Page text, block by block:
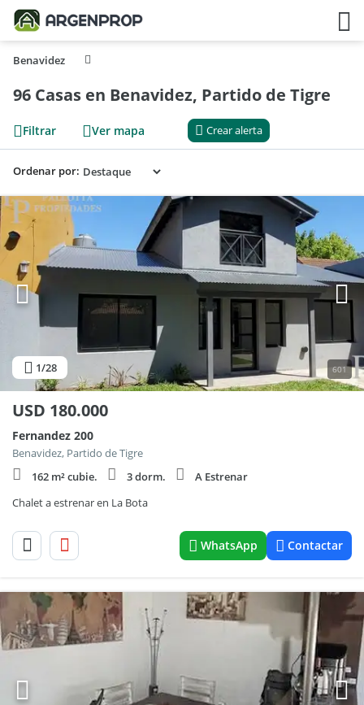
Benavidez
96 Casas en Benavidez, Partido de Tigre
Filtrar Ver mapa Crear alerta
Ordenar por:
1/28 601
USD 180.000
Fernandez 200
Benavidez, Partido de Tigre
162 m² cubie.
3 dorm.
A Estrenar
Chalet a estrenar en La Bota
WhatsApp Contactar